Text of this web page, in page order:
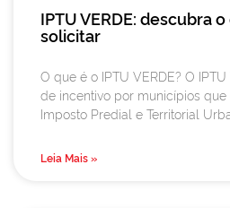
IPTU VERDE: descubra
solicitar
O que é o IPTU VERDE? O
de incentivo por municípios
Imposto Predial e Territorial
Leia Mais »